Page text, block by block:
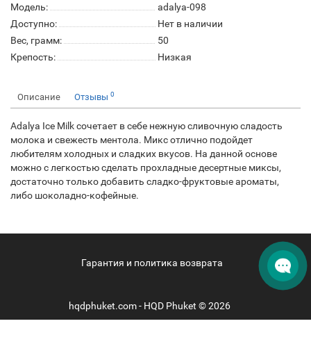
Модель:
adalya-098
Доступно:
Нет в наличии
Вес, грамм:
50
Крепость:
Низкая
Описание Отзывы 0
Adalya Ice Milk сочетает в себе нежную сливочную сладость
молока и свежесть ментола. Микс отлично подойдет
любителям холодных и сладких вкусов. На данной основе
можно с легкостью сделать прохладные десертные миксы,
достаточно только добавить сладко-фруктовые ароматы,
либо шоколадно-кофейные.
Гарантия и политика возврата
hqdphuket.com - HQD Phuket © 2026